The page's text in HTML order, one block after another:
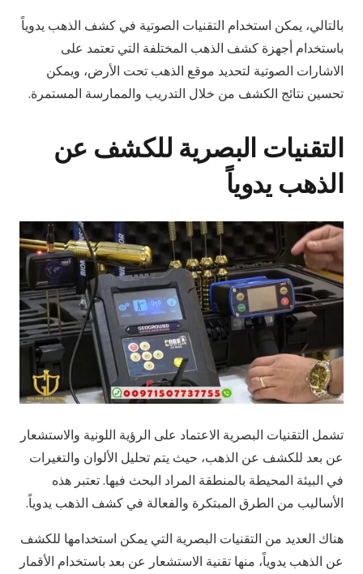
بالتالي، يمكن استخدام التقنيات الصوتية في كشف الذهب يدوياً
باستخدام أجهزة كشف الذهب المختلفة التي تعتمد على
الاشارات الصوتية لتحديد موقع الذهب تحت الأرض، ويمكن
تحسين نتائج الكشف من خلال التدريب والممارسة المستمرة.
التقنيات البصرية للكشف عن
الذهب يدوياً
تشمل التقنيات البصرية الاعتماد على الرؤية اللونية والاستشعار
عن بعد للكشف عن الذهب، حيث يتم تحليل الألوان والتغيرات
في البيئة المحيطة بالمنطقة المراد البحث فيها. تعتبر هذه
الأساليب من الطرق المبتكرة والفعالة في كشف الذهب يدوياً.
هناك العديد من التقنيات البصرية التي يمكن استخدامها للكشف
عن الذهب يدوياً، منها تقنية الاستشعار عن بعد باستخدام الأقمار